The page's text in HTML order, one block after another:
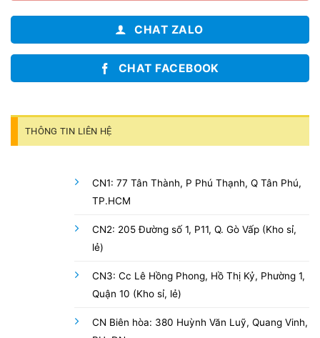
CHAT ZALO
CHAT FACEBOOK
THÔNG TIN LIÊN HỆ
CN1: 77 Tân Thành, P Phú Thạnh, Q Tân Phú,
TP.HCM
CN2: 205 Đường số 1, P11, Q. Gò Vấp (Kho sỉ,
lẻ)
CN3: Cc Lê Hồng Phong, Hồ Thị Kỷ, Phường 1,
Quận 10 (Kho sỉ, lẻ)
CN Biên hòa: 380 Huỳnh Văn Luỹ, Quang Vinh,